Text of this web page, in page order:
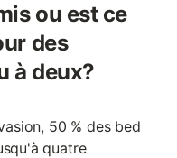
ou est ce
des
à deux?
50 % des bed
quatre